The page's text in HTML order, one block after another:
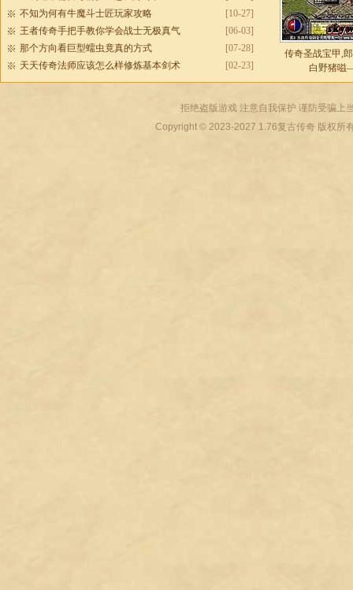
[10-27]
不知为何有牛魔斗士匠玩家攻略
[06-03]
王者传奇手把手教你学会战士无极真气
[07-28]
那个方向看巨型蠕虫竟真的方式
[02-23]
天天传奇法师应该怎么样修炼基本剑术
传奇圣战宝甲,
白野猪
拒绝盗版游戏 注意自我保护 谨防受骗上
Copyright © 2023-2027 1.76复古传奇版权所